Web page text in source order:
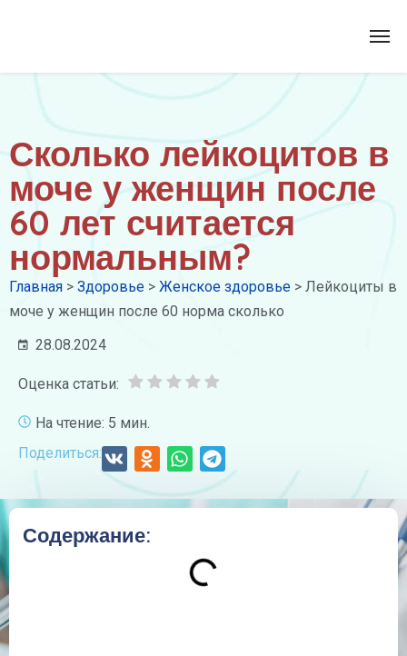
Сколько лейкоцитов в
моче у женщин после
60 лет считается
нормальным?
Главная > Здоровье > Женское здоровье > Лейкоциты в
моче у женщин после 60 норма сколько
28.08.2024
Оценка статьи:
На чтение: 5 мин.
Поделиться:
Содержание: